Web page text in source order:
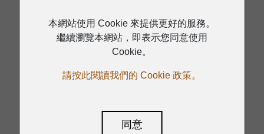
本網站使用 Cookie 來提供更好的服務。
繼續瀏覽本網站，即表示您同意使用
Cookie。
請按此閱讀我們的 Cookie 政策。
同意